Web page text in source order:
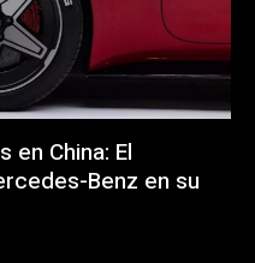
en China: El
Benz en su